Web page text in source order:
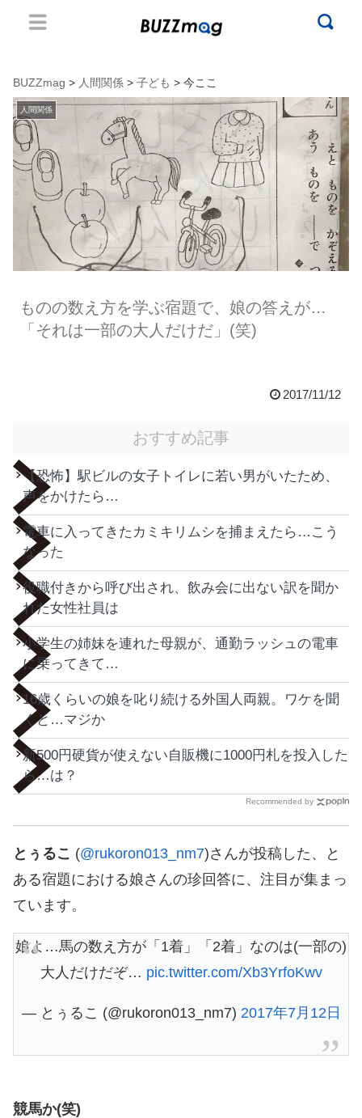
BUZZmag > 人間関係 > 子ども > 今ここ
人間関係
ものの数え方を学ぶ宿題で、娘の答えが…
「それは一部の大人だけだ」(笑)
2017/11/12
おすすめ記事
【恐怖】駅ビルの女子トイレに若い男がいたため、
声をかけたら…
電車に入ってきたカミキリムシを捕まえたら…こう
なった
役職付きから呼び出され、飲み会に出ない訳を聞か
れた女性社員は
小学生の姉妹を連れた母親が、通勤ラッシュの電車
に乗ってきて…
16歳くらいの娘を叱り続ける外国人両親。ワケを聞
くと…マジか
新500円硬貨が使えない自販機に1000円札を投入した
ら…は？
Recommended by
とぅるこ (@rukoron013_nm7)さんが投稿した、と
ある宿題における娘さんの珍回答に、注目が集まっ
ています。
娘よ…馬の数え方が「1着」「2着」なのは(一部の)
大人だけだぞ… pic.twitter.com/Xb3YrfoKwv
— とぅるこ (@rukoron013_nm7) 2017年7月12日
競馬か(笑)